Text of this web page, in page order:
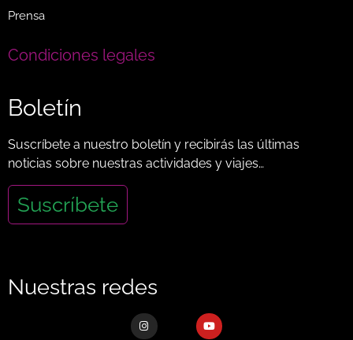
Prensa
Condiciones legales
Boletín
Suscríbete a nuestro boletín y recibirás las últimas
noticias sobre nuestras actividades y viajes…
Suscríbete
Nuestras redes